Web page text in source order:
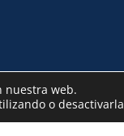
nuestra web.
o